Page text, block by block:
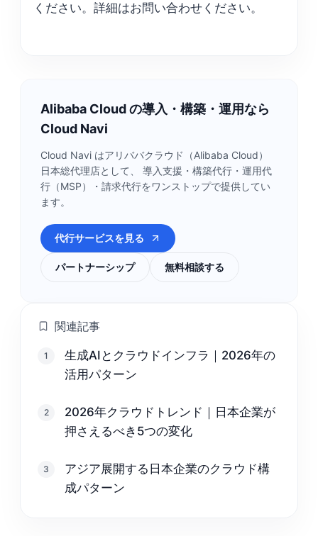
ください。詳細はお問い合わせください。
Alibaba Cloud の導入・構築・運用なら
Cloud Navi
Cloud Navi はアリババクラウド（Alibaba Cloud）
日本総代理店として、 導入支援・構築代行・運用代
行（MSP）・請求代行をワンストップで提供してい
ます。
代行サービスを見る
パートナーシップ 無料相談する
関連記事
1
生成AIとクラウドインフラ｜2026年の
活用パターン
2
2026年クラウドトレンド｜日本企業が
押さえるべき5つの変化
3
アジア展開する日本企業のクラウド構
成パターン